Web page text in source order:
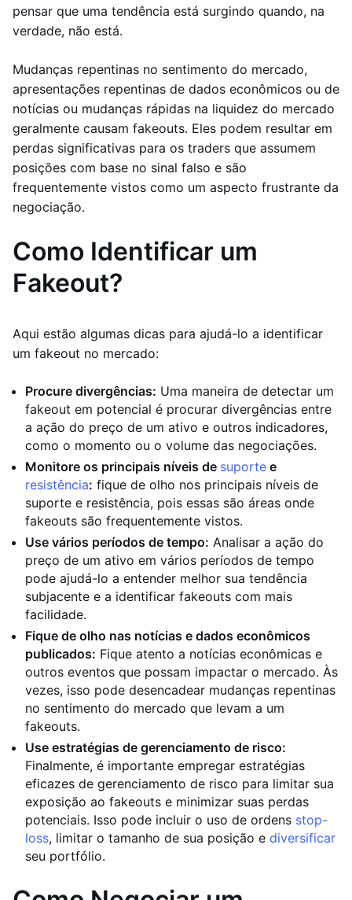
pensar que uma tendência está surgindo quando, na
verdade, não está.
Mudanças repentinas no sentimento do mercado,
apresentações repentinas de dados econômicos ou de
notícias ou mudanças rápidas na liquidez do mercado
geralmente causam fakeouts. Eles podem resultar em
perdas significativas para os traders que assumem
posições com base no sinal falso e são
frequentemente vistos como um aspecto frustrante da
negociação.
Como Identificar um
Fakeout?
Aqui estão algumas dicas para ajudá-lo a identificar
um fakeout no mercado:
Procure divergências: Uma maneira de detectar um
fakeout em potencial é procurar divergências entre
a ação do preço de um ativo e outros indicadores,
como o momento ou o volume das negociações.
Monitore os principais níveis de suporte e
resistência: fique de olho nos principais níveis de
suporte e resistência, pois essas são áreas onde
fakeouts são frequentemente vistos.
Use vários períodos de tempo: Analisar a ação do
preço de um ativo em vários períodos de tempo
pode ajudá-lo a entender melhor sua tendência
subjacente e a identificar fakeouts com mais
facilidade.
Fique de olho nas notícias e dados econômicos
publicados: Fique atento a notícias econômicas e
outros eventos que possam impactar o mercado. Às
vezes, isso pode desencadear mudanças repentinas
no sentimento do mercado que levam a um
fakeouts.
Use estratégias de gerenciamento de risco:
Finalmente, é importante empregar estratégias
eficazes de gerenciamento de risco para limitar sua
exposição ao fakeouts e minimizar suas perdas
potenciais. Isso pode incluir o uso de ordens stop-
loss, limitar o tamanho de sua posição e diversificar
seu portfólio.